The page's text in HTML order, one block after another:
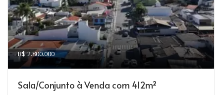
R$ 2.800.000
Sala/Conjunto à Venda com 412m²